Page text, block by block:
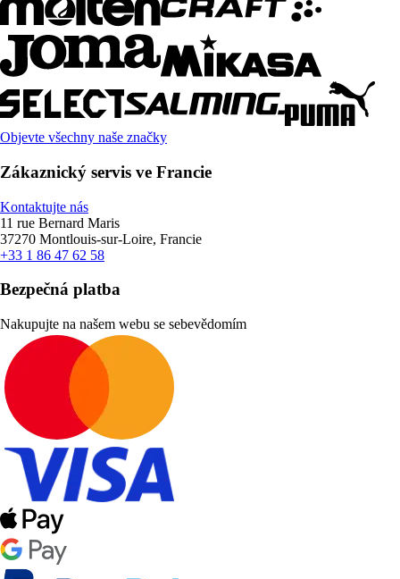
Objevte všechny naše značky
Zákaznický servis ve Francie
Kontaktujte nás
11 rue Bernard Maris
37270 Montlouis-sur-Loire, Francie
+33 1 86 47 62 58
Bezpečná platba
Nakupujte na našem webu se sebevědomím